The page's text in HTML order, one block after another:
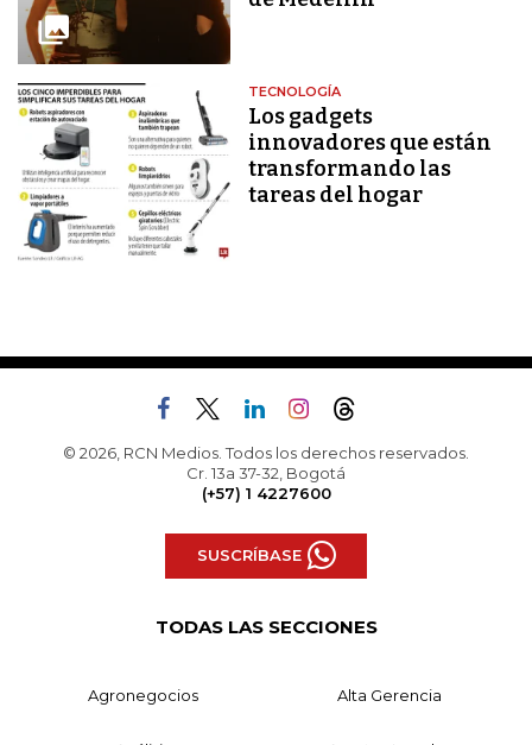
TECNOLOGÍA
Los gadgets
innovadores que están
transformando las
tareas del hogar
© 2026, RCN Medios. Todos los derechos reservados.
Cr. 13a 37-32, Bogotá
(+57) 1 4227600
SUSCRÍBASE
TODAS LAS SECCIONES
Agronegocios Alta Gerencia